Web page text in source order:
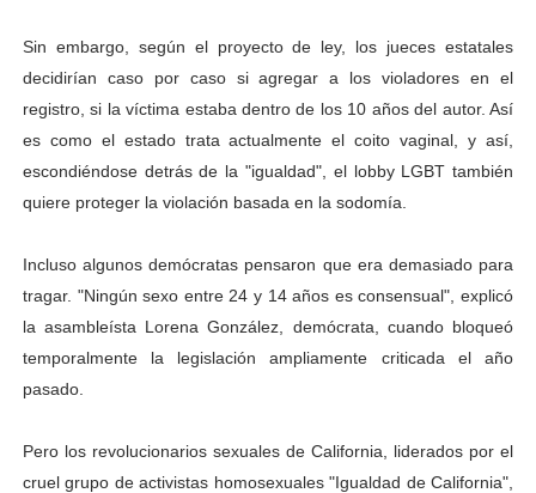
Sin embargo, según el proyecto de ley, los jueces estatales
decidirían caso por caso si agregar a los violadores en el
registro, si la víctima estaba dentro de los 10 años del autor. Así
es como el estado trata actualmente el coito vaginal, y así,
escondiéndose detrás de la "igualdad", el lobby LGBT también
quiere proteger la violación basada en la sodomía.
Incluso algunos demócratas pensaron que era demasiado para
tragar. "Ningún sexo entre 24 y 14 años es consensual", explicó
la asambleísta Lorena González, demócrata, cuando bloqueó
temporalmente la legislación ampliamente criticada el año
pasado.
Pero los revolucionarios sexuales de California, liderados por el
cruel grupo de activistas homosexuales "Igualdad de California",